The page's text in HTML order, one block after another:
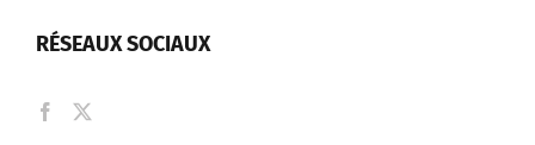
RÉSEAUX SOCIAUX